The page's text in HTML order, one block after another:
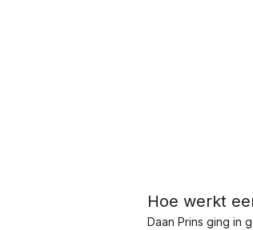
Hoe werkt
Daan Prins ging in